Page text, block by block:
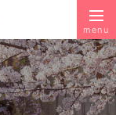
menu